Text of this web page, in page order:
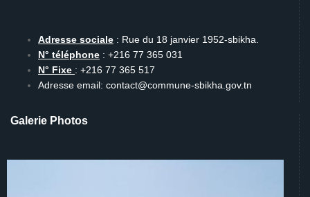
Adresse sociale : Rue du 18 janvier 1952-sbikha.
N° téléphone : +216 77 365 031
N° Fixe : +216 77 365 517
Adresse email: contact@commune-sbikha.gov.tn
Galerie Photos